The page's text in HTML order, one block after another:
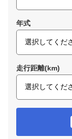
年式
走行距離(km)